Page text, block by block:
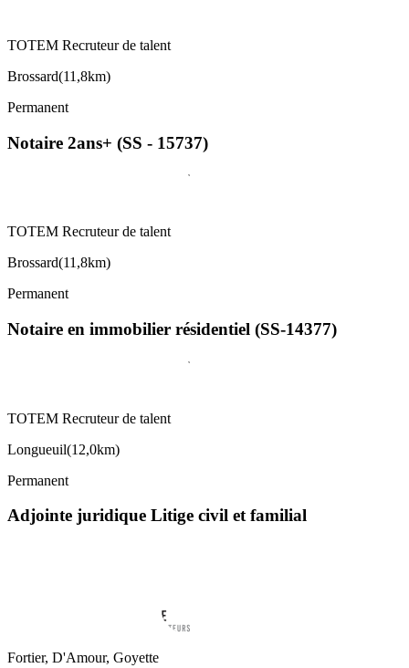
TOTEM Recruteur de talent
Brossard(11,8km)
Permanent
Notaire 2ans+ (SS - 15737)
TOTEM Recruteur de talent
Brossard(11,8km)
Permanent
Notaire en immobilier résidentiel (SS-14377)
TOTEM Recruteur de talent
Longueuil(12,0km)
Permanent
Adjointe juridique Litige civil et familial
Fortier, D'Amour, Goyette